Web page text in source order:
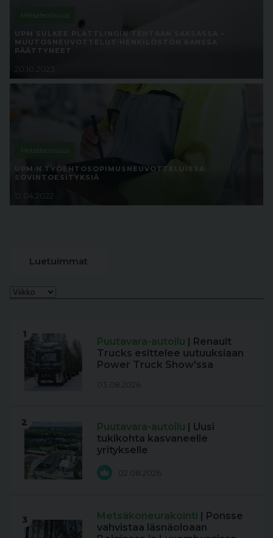
Metsäteollisuus
UPM SULKEE PLATTLINGIN TEHTAAN SAKSASSA –
MUUTOSNEUVOTTELUT HENKILÖSTÖN KANSSA
PÄÄTTYNEET
20.10.2023
Metsäteollisuus
UPM:N TYÖEHTOSOPIMUSNEUVOTTELUISSA
SOVINTOESITYKSIÄ
12.04.2022
Luetuimmat
1
Puutavara-autoilu | Renault
Trucks esittelee uutuuksiaan
Power Truck Show'ssa
03.08.2026
2 Puutavara-autoilu | Uusi
tukikohta kasvaneelle
yritykselle
02.08.2026
3 Metsäkoneurakointi | Ponsse
vahvistaa läsnäoloaan